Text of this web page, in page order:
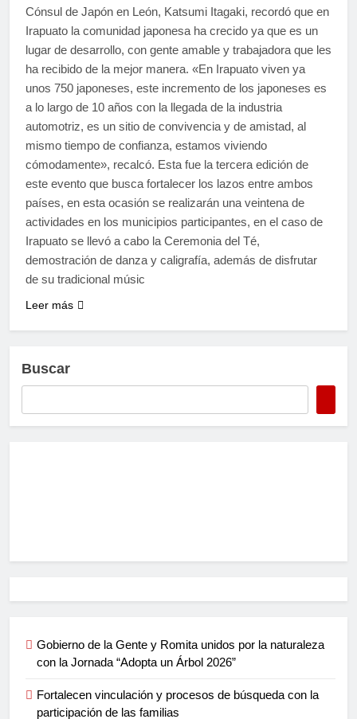
Cónsul de Japón en León, Katsumi Itagaki, recordó que en
Irapuato la comunidad japonesa ha crecido ya que es un
lugar de desarrollo, con gente amable y trabajadora que les
ha recibido de la mejor manera. «En Irapuato viven ya
unos 750 japoneses, este incremento de los japoneses es
a lo largo de 10 años con la llegada de la industria
automotriz, es un sitio de convivencia y de amistad, al
mismo tiempo de confianza, estamos viviendo
cómodamente», recalcó. Esta fue la tercera edición de
este evento que busca fortalecer los lazos entre ambos
países, en esta ocasión se realizarán una veintena de
actividades en los municipios participantes, en el caso de
Irapuato se llevó a cabo la Ceremonia del Té,
demostración de danza y caligrafía, además de disfrutar
de su tradicional músic
Leer más
Buscar
Gobierno de la Gente y Romita unidos por la naturaleza
con la Jornada “Adopta un Árbol 2026”
Fortalecen vinculación y procesos de búsqueda con la
participación de las familias